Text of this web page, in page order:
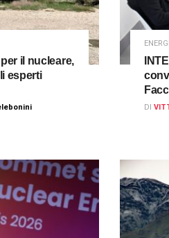
il nucleare,
esperti
DI